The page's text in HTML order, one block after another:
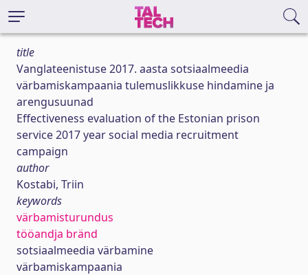
title
Vanglateenistuse 2017. aasta sotsiaalmeedia
värbamiskampaania tulemuslikkuse hindamine ja
arengusuunad
Effectiveness evaluation of the Estonian prison
service 2017 year social media recruitment
campaign
author
Kostabi, Triin
keywords
värbamisturundus
tööandja bränd
sotsiaalmeedia värbamine
värbamiskampaania